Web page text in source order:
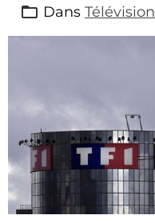
Dans Télévision